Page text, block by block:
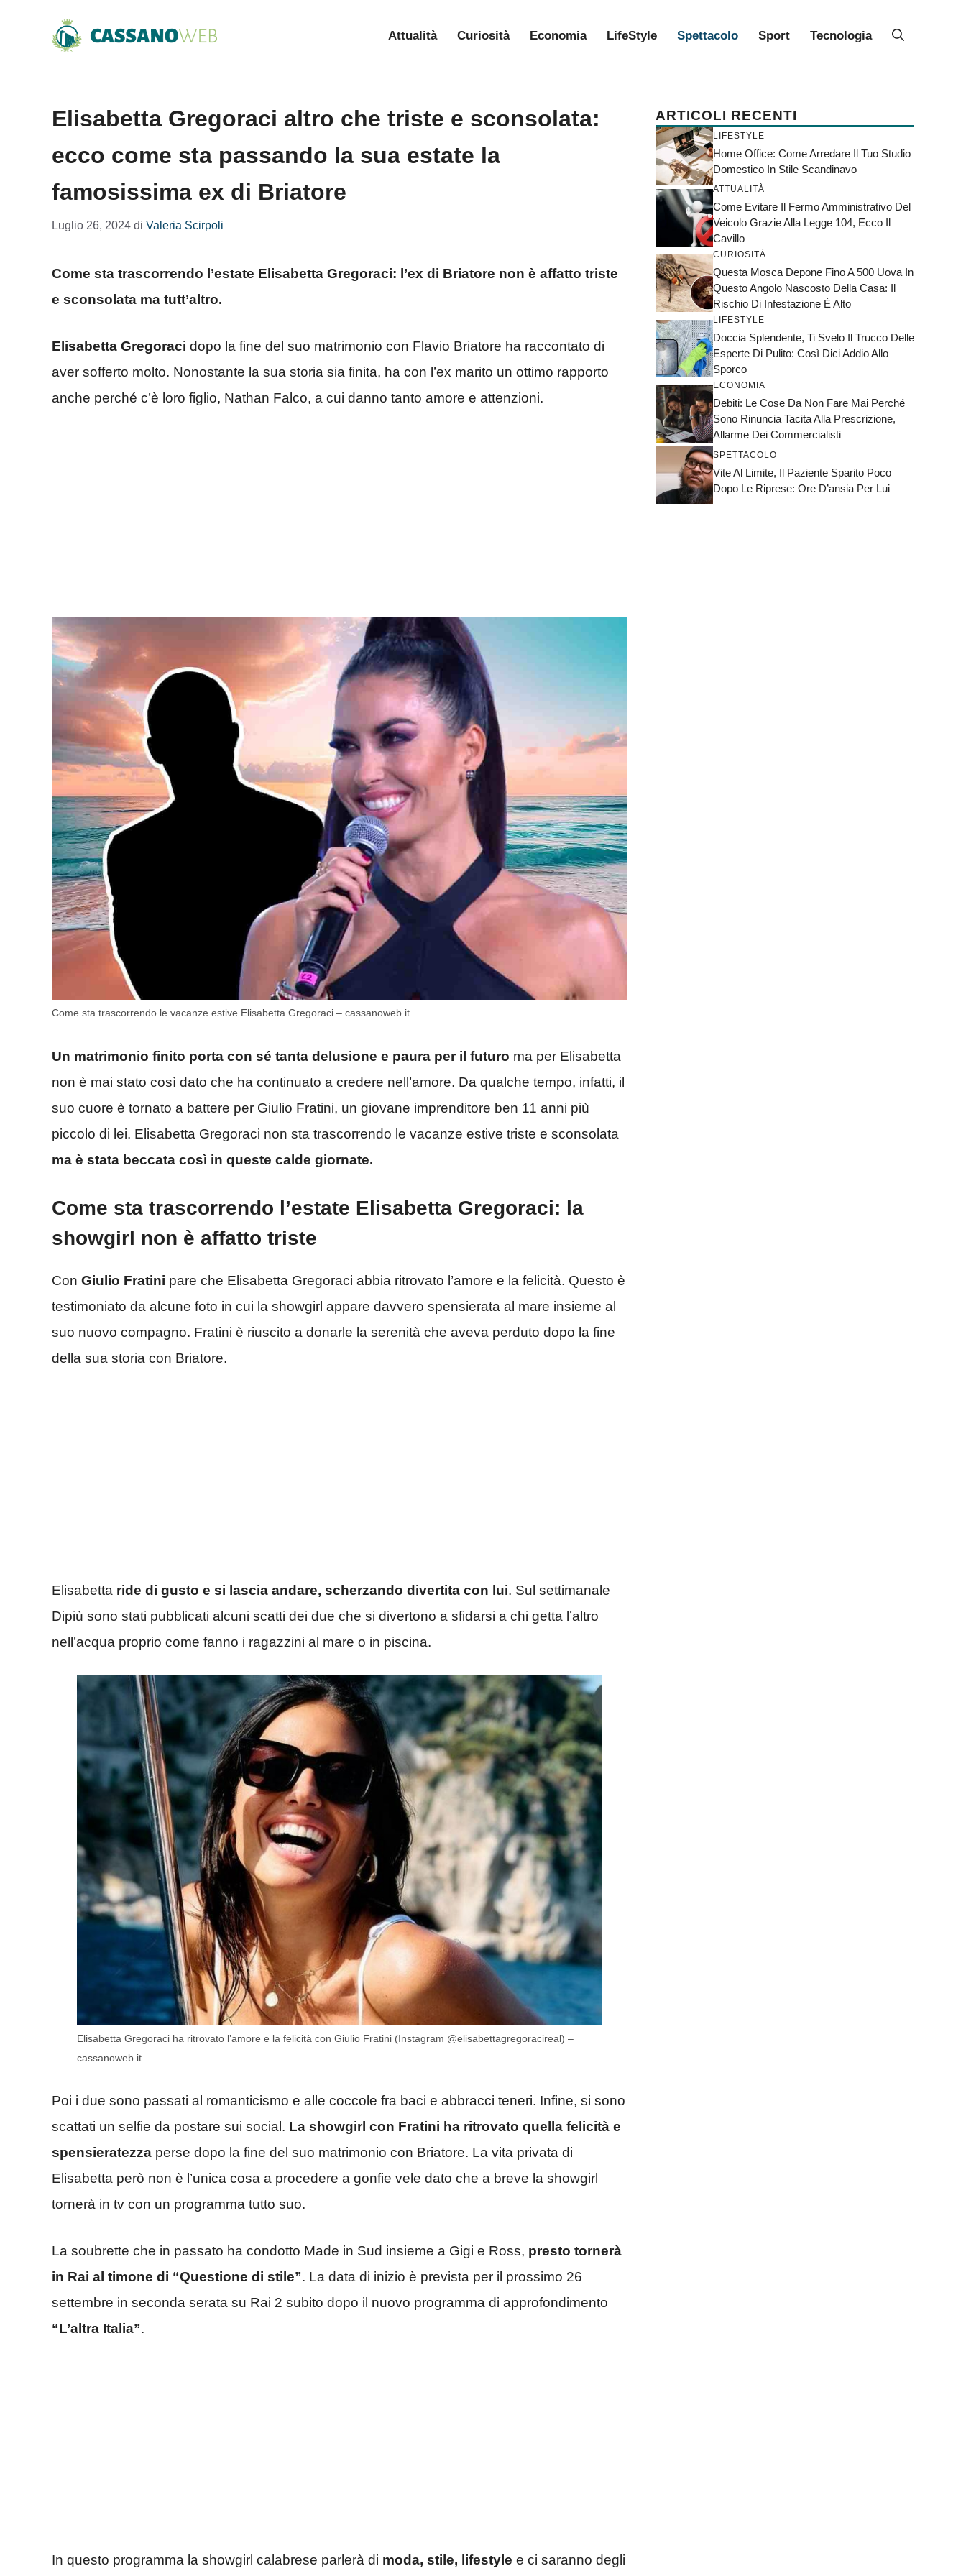
Attualità Curiosità Economia LifeStyle Spettacolo Sport Tecnologia
Elisabetta Gregoraci altro che triste e sconsolata:
ecco come sta passando la sua estate la
famosissima ex di Briatore
Luglio 26, 2024 di Valeria Scirpoli
Come sta trascorrendo l’estate Elisabetta Gregoraci: l’ex di Briatore non è affatto triste
e sconsolata ma tutt’altro.
Elisabetta Gregoraci dopo la fine del suo matrimonio con Flavio Briatore ha raccontato di
aver sofferto molto. Nonostante la sua storia sia finita, ha con l’ex marito un ottimo rapporto
anche perché c’è loro figlio, Nathan Falco, a cui danno tanto amore e attenzioni.
Come sta trascorrendo le vacanze estive Elisabetta Gregoraci – cassanoweb.it
Un matrimonio finito porta con sé tanta delusione e paura per il futuro ma per Elisabetta
non è mai stato così dato che ha continuato a credere nell’amore. Da qualche tempo, infatti, il
suo cuore è tornato a battere per Giulio Fratini, un giovane imprenditore ben 11 anni più
piccolo di lei. Elisabetta Gregoraci non sta trascorrendo le vacanze estive triste e sconsolata
ma è stata beccata così in queste calde giornate.
Come sta trascorrendo l’estate Elisabetta Gregoraci: la
showgirl non è affatto triste
Con Giulio Fratini pare che Elisabetta Gregoraci abbia ritrovato l’amore e la felicità. Questo è
testimoniato da alcune foto in cui la showgirl appare davvero spensierata al mare insieme al
suo nuovo compagno. Fratini è riuscito a donarle la serenità che aveva perduto dopo la fine
della sua storia con Briatore.
Elisabetta ride di gusto e si lascia andare, scherzando divertita con lui. Sul settimanale
Dipiù sono stati pubblicati alcuni scatti dei due che si divertono a sfidarsi a chi getta l’altro
nell’acqua proprio come fanno i ragazzini al mare o in piscina.
Elisabetta Gregoraci ha ritrovato l’amore e la felicità con Giulio Fratini (Instagram @elisabettagregoracireal) –
cassanoweb.it
Poi i due sono passati al romanticismo e alle coccole fra baci e abbracci teneri. Infine, si sono
scattati un selfie da postare sui social. La showgirl con Fratini ha ritrovato quella felicità e
spensieratezza perse dopo la fine del suo matrimonio con Briatore. La vita privata di
Elisabetta però non è l’unica cosa a procedere a gonfie vele dato che a breve la showgirl
tornerà in tv con un programma tutto suo.
La soubrette che in passato ha condotto Made in Sud insieme a Gigi e Ross, presto tornerà
in Rai al timone di “Questione di stile”. La data di inizio è prevista per il prossimo 26
settembre in seconda serata su Rai 2 subito dopo il nuovo programma di approfondimento
“L’altra Italia”.
In questo programma la showgirl calabrese parlerà di moda, stile, lifestyle e ci saranno degli
ARTICOLI RECENTI
LIFESTYLE
Home Office: Come Arredare Il Tuo Studio
Domestico In Stile Scandinavo
ATTUALITÀ
Come Evitare Il Fermo Amministrativo Del
Veicolo Grazie Alla Legge 104, Ecco Il
Cavillo
CURIOSITÀ
Questa Mosca Depone Fino A 500 Uova In
Questo Angolo Nascosto Della Casa: Il
Rischio Di Infestazione È Alto
LIFESTYLE
Doccia Splendente, Ti Svelo Il Trucco Delle
Esperte Di Pulito: Così Dici Addio Allo
Sporco
ECONOMIA
Debiti: Le Cose Da Non Fare Mai Perché
Sono Rinuncia Tacita Alla Prescrizione,
Allarme Dei Commercialisti
SPETTACOLO
Vite Al Limite, Il Paziente Sparito Poco
Dopo Le Riprese: Ore D’ansia Per Lui